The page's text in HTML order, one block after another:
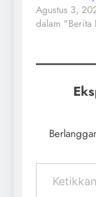
Agustus 3,
dalam "Berita